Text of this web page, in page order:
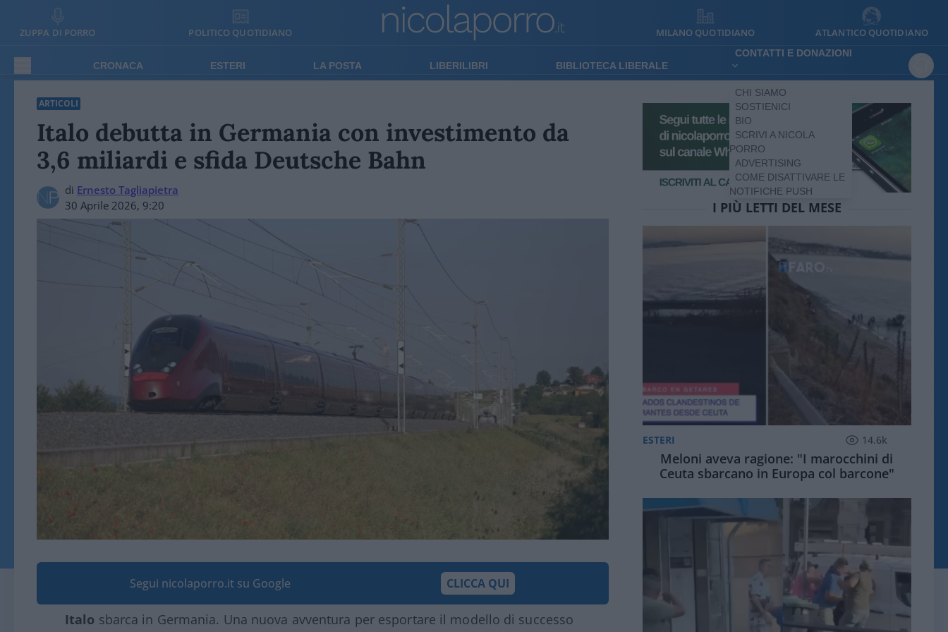
ZUPPA DI PORRO POLITICO QUOTIDIANO MILANO QUOTIDIANO ATLANTICO QUOTIDIANO
CRONACA ESTERI LA POSTA LIBERILIBRI BIBLIOTECA LIBERALE
CONTATTI E DONAZIONI
CHI SIAMO
SOSTIENICI
BIO
SCRIVI A NICOLA
PORRO
ADVERTISING
COME DISATTIVARE LE
NOTIFICHE PUSH
ARTICOLI
Italo debutta in Germania con investimento da
3,6 miliardi e sfida Deutsche Bahn
di Ernesto Tagliapietra
30 Aprile 2026, 9:20
Segui nicolaporro.it su Google CLICCA QUI
Italo sbarca in Germania. Una nuova avventura per esportare il modello di successo
I PIÙ LETTI DEL MESE
ESTERI 14.6k
Meloni aveva ragione: "I marocchini di
Ceuta sbarcano in Europa col barcone"